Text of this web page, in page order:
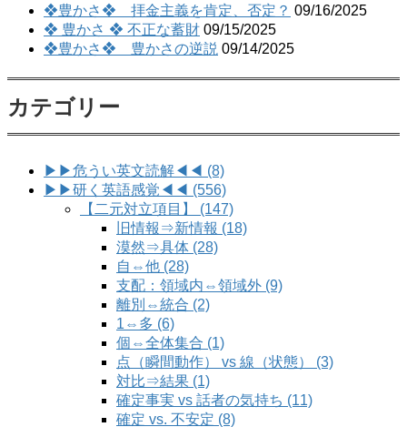
❖豊かさ❖ 拝金主義を肯定、否定？ 09/16/2025
❖ 豊かさ ❖ 不正な蓄財 09/15/2025
❖豊かさ❖ 豊かさの逆説 09/14/2025
カテゴリー
▶▶危うい英文読解◀◀ (8)
▶▶研く英語感覚◀◀ (556)
【二元対立項目】 (147)
旧情報⇒新情報 (18)
漠然⇒具体 (28)
自⇔他 (28)
支配：領域内⇔領域外 (9)
離別⇔統合 (2)
1⇔多 (6)
個⇔全体集合 (1)
点（瞬間動作） vs 線（状態） (3)
対比⇒結果 (1)
確定事実 vs 話者の気持ち (11)
確定 vs. 不安定 (8)